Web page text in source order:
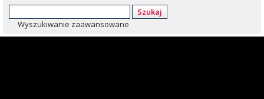
Szukaj
Wyszukiwanie zaawansowane